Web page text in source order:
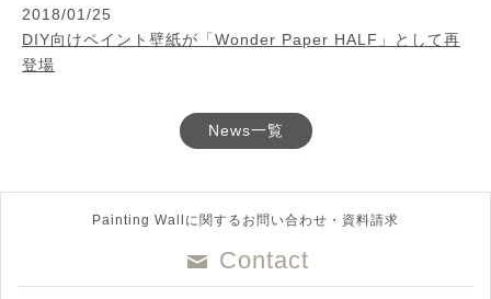
2018/01/25
DIY向けペイント壁紙が「Wonder Paper HALF」として再
登場
News一覧
Painting Wallに関するお問い合わせ・資料請求
Contact